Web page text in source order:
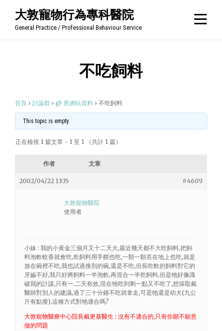
大敦寵物行為專科醫院
General Practice / Professional Behaviour Service
不吃飼料
首頁 › 討論群 › @ 舊網站資料 › 不吃飼料
This topic is empty.
正在檢視 1 篇文章 - 1 至 1 （共計 1 篇）
作者 文章
2002/04/22 13:35 #4609
大敦寵物醫院
使用者
小妹 : 我的小黃金三個月又十二天大,最近幾天都不大吃飼料,把飼
料泡軟較香就會吃,乾飼料用手餵也吃,一顆一顆丟在地上也吃,就是
放在碗裡不吃,我也試過換別的碗,還是不吃,但長吃軟的飼料對它的
牙齒不好,我只好將飼料一半泡軟,再混合一半乾飼料,但是牠好像識
破我的計謀,只有一.二天有效,現在牠吃到剩一點又不吃了,想採取戴
醫師對別人的建議,過了三十分鐘不吃就拿走,可是牠還是幼犬(九公
斤有點瘦),這種方式對牠適合嗎?
大敦寵物醫療中心院長戴更基醫生 : 沒有不適合的,只有你願不願意
做的問題